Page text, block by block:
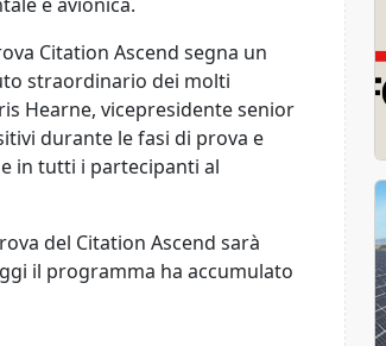
Citation Ascend segna un
straordinario dei molti
Hearne, vicepresidente senior
durante le fasi di prova e
in tutti i partecipanti al
del Citation Ascend sarà
il programma ha accumulato